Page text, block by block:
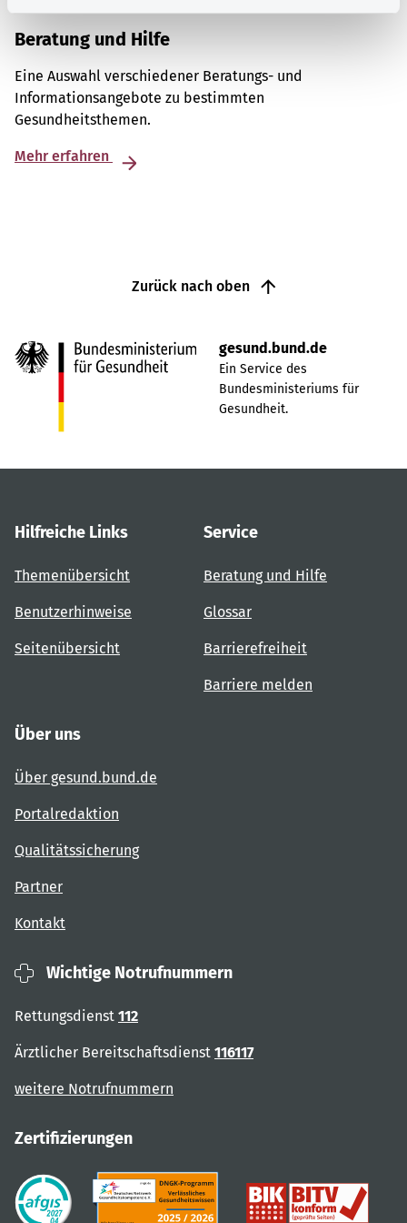
Beratung und Hilfe
Eine Auswahl verschiedener Beratungs- und
Informationsangebote zu bestimmten
Gesundheitsthemen.
Mehr erfahren
Zurück nach oben
gesund.bund.de
Ein Service des
Bundesministeriums für
Gesundheit.
Hilfreiche Links
Themenübersicht
Benutzerhinweise
Seitenübersicht
Service
Beratung und Hilfe
Glossar
Barrierefreiheit
Barriere melden
Über uns
Über gesund.bund.de
Portalredaktion
Qualitätssicherung
Partner
Kontakt
Wichtige Notrufnummern
Rettungsdienst 112
Ärztlicher Bereitschaftsdienst 116117
weitere Notrufnummern
Zertifizierungen